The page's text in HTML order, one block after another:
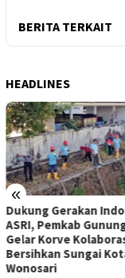
BERITA TERKAIT
HEADLINES
«
Dukung Gerakan
ASRI, Pemkab
Gelar Korve
Bersihkan Sungai
Wonosari